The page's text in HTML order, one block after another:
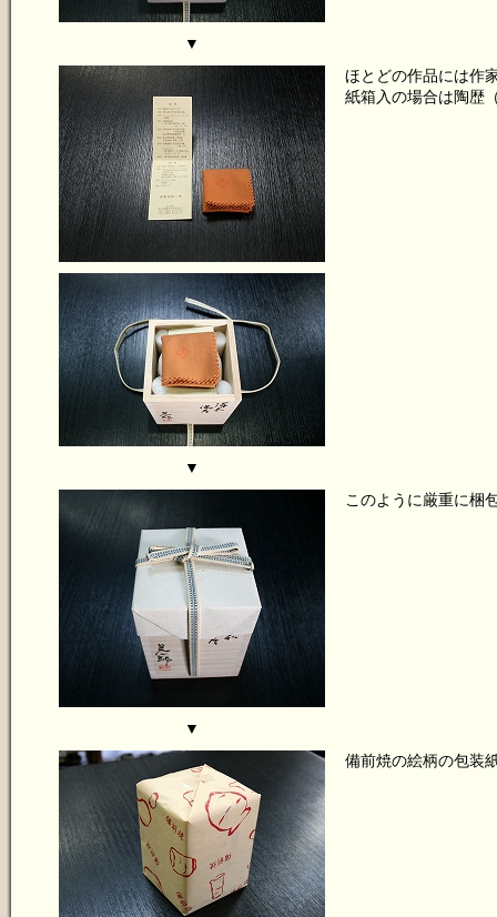
▼
ほとどの作品には作
紙箱入の場合は陶歴
▼
このように厳重に梱
▼
備前焼の絵柄の包装